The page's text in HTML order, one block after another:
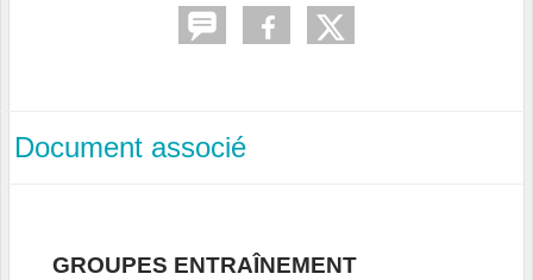
Document associé
GROUPES ENTRAÎNEMENT